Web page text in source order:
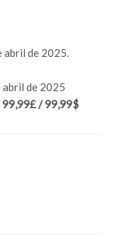
abril de 2025.
abril de 2025
/ 99,99$